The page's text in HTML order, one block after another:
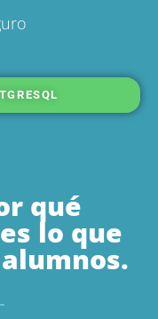
qué
lo que